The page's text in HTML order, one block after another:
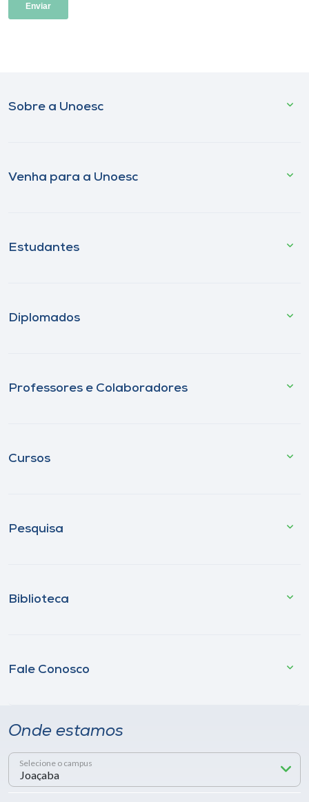
Sobre a Unoesc
Venha para a Unoesc
Estudantes
Diplomados
Professores e Colaboradores
Cursos
Pesquisa
Biblioteca
Fale Conosco
Onde estamos
Selecione o campus